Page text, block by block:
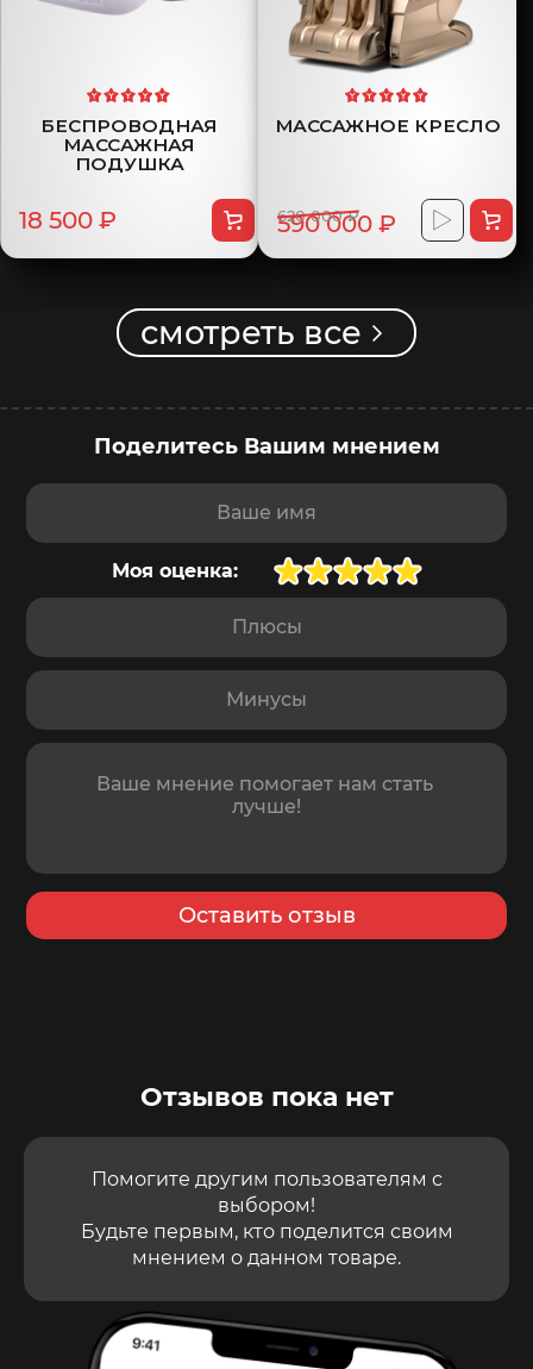
БЕСПРОВОДНАЯ
МАССАЖНАЯ
ПОДУШКА
18 500 ₽
МАССАЖНОЕ КРЕСЛО
620 000 ₽
590 000 ₽
смотреть все
Поделитесь Вашим мнением
Моя оценка:
Ваше имя
Плюсы
Минусы
Отзыв
Оставить отзыв
Отзывов пока нет
Помогите другим пользователям с
выбором!
Будьте первым, кто поделится своим
мнением о данном товаре.